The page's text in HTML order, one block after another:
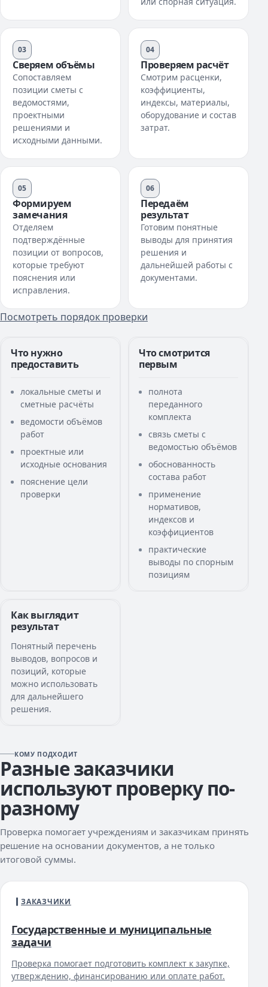
03
Сверяем объёмы
Сопоставляем
позиции сметы с
ведомостями,
проектными
решениями и
исходными данными.
04
Проверяем расчёт
Смотрим расценки,
коэффициенты,
индексы, материалы,
оборудование и состав
затрат.
05
Формируем
замечания
Отделяем
подтверждённые
позиции от вопросов,
которые требуют
пояснения или
исправления.
06
Передаём
результат
Готовим понятные
выводы для принятия
решения и
дальнейшей работы с
документами.
Посмотреть порядок проверки
Что нужно
предоставить
локальные сметы и
сметные расчёты
ведомости объёмов
работ
проектные или
исходные основания
пояснение цели
проверки
Что смотрится
первым
полнота
переданного
комплекта
связь сметы с
ведомостью объёмов
обоснованность
состава работ
применение
нормативов,
индексов и
коэффициентов
практические
выводы по спорным
позициям
Как выглядит
результат
Понятный перечень
выводов, вопросов и
позиций, которые
можно использовать
для дальнейшего
решения.
КОМУ ПОДХОДИТ
Разные заказчики
используют проверку по-
разному
Проверка помогает учреждениям и заказчикам принять
решение на основании документов, а не только
итоговой суммы.
ЗАКАЗЧИКИ
Государственные и муниципальные
задачи
Проверка помогает подготовить комплект к закупке,
утверждению, финансированию или оплате работ.